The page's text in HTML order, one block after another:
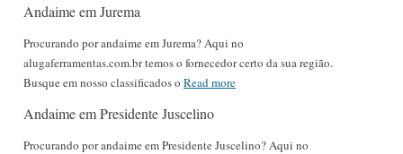
Andaime em Jurema
Procurando por andaime em Jurema? Aqui no
alugaferramentas.com.br temos o fornecedor certo da sua região.
Busque em nosso classificados o Read more
Andaime em Presidente Juscelino
Procurando por andaime em Presidente Juscelino? Aqui no